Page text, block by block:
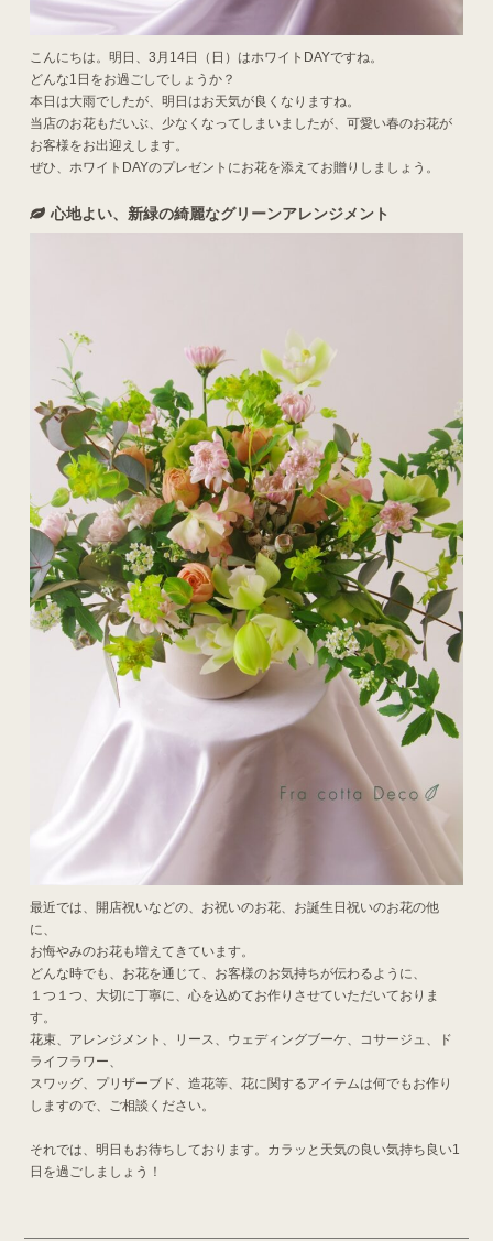
こんにちは。明日、3月14日（日）はホワイトDAYですね。
どんな1日をお過ごしでしょうか？
本日は大雨でしたが、明日はお天気が良くなりますね。
当店のお花もだいぶ、少なくなってしまいましたが、可愛い春のお花が
お客様をお出迎えします。
ぜひ、ホワイトDAYのプレゼントにお花を添えてお贈りしましょう。
心地よい、新緑の綺麗なグリーンアレンジメント
最近では、開店祝いなどの、お祝いのお花、お誕生日祝いのお花の他
に、
お悔やみのお花も増えてきています。
どんな時でも、お花を通じて、お客様のお気持ちが伝わるように、
１つ１つ、大切に丁寧に、心を込めてお作りさせていただいておりま
す。
花束、アレンジメント、リース、ウェディングブーケ、コサージュ、ド
ライフラワー、
スワッグ、プリザーブド、造花等、花に関するアイテムは何でもお作り
しますので、ご相談ください。
それでは、明日もお待ちしております。カラッと天気の良い気持ち良い1
日を過ごしましょう！